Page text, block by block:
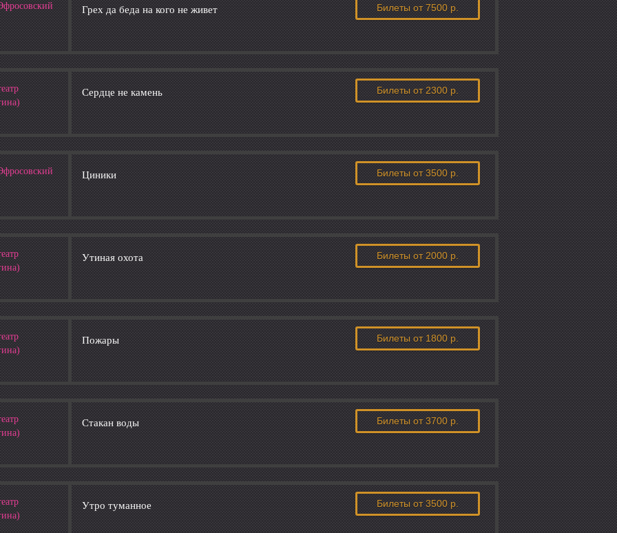
Грех да беда на кого не живет Билеты от 7500 р.
Сердце не камень Билеты от 2300 р.
Циники Билеты от 3500 р.
Утиная охота Билеты от 2000 р.
Пожары Билеты от 1800 р.
Стакан воды Билеты от 3700 р.
Утро туманное Билеты от 3500 р.